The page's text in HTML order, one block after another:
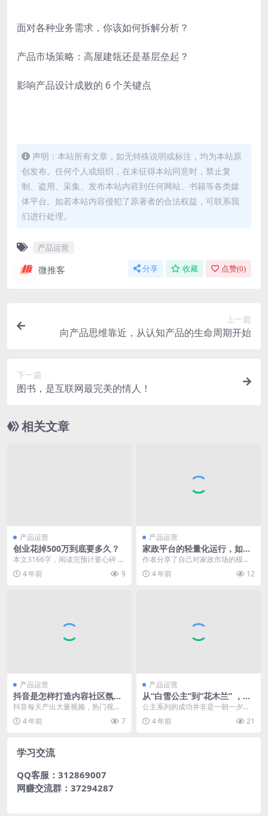
面对各种业务需求，你该如何拆解分析？
产品市场策略：高屋建瓴还是基层垒起？
影响产品设计成败的 6 个关键点
声明：本站所有文章，如无特殊说明或标注，均为本站原
创发布。任何个人或组织，在未征得本站同意时，禁止复
制、盗用、采集、发布本站内容到任何网站、书籍等各类媒
体平台。如若本站内容侵犯了原著者的合法权益，可联系我
们进行处理。
产品运营
微推客 分享 收藏 点赞(0)
上一篇
向产品思维靠近，从认知产品的生命周期开始
下一篇
图书，是互联网最完美的情人！
相关文章
产品运营
创业花掉500万到底要多久？
本文3166字，阅读完预计要心碎 好
的，这是一个标题党，我也不知道
亏掉500万要...
4 年前 9
产品运营
家政平台的轻量化运行，如何
实现？
作者分享了自己对家政市场的模式
的探究，大家一起来思考一下吧！
我们知道，家政服务...
4 年前 12
产品运营
抖音是怎样打造内容社区氛围
的？
抖音每天产出大量视频，热门视频
可以有数千条甚至十几万条评论，
社区氛围强大。这一切...
4 年前 7
产品运营
从“白雪公主”到“花木兰” ，迪
士尼顶尖IP如何炼成
公主系列的成功并非是一朝一夕所
能完成的，从“白雪公主”到如今的
“花木兰”，迪斯尼...
4 年前 21
学习交流
QQ客服：312869007
网赚交流群：37294287